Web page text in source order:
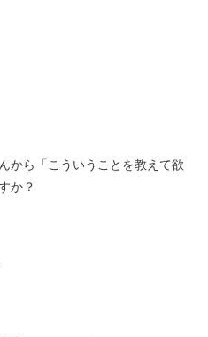
から「こういうことを教えて欲
か？